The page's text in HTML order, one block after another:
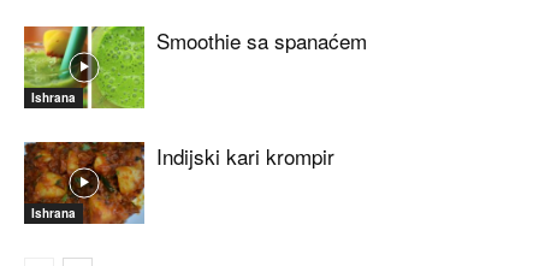
Ishrana
Smoothie sa spanaćem
Ishrana
Indijski kari krompir